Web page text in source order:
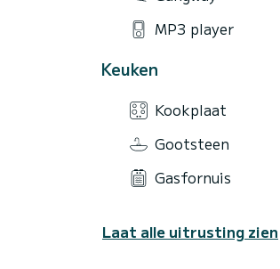
MP3 player
Keuken
Kookplaat
Gootsteen
Gasfornuis
Laat alle uitrusting zien